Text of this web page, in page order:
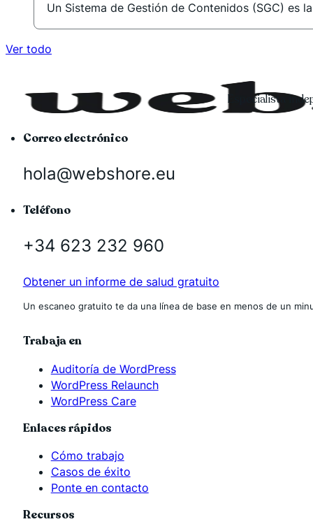
Un Sistema de Gestión de Contenidos (SGC) es
Ver todo
Especialista
Correo electrónico
hola@webshore.eu
Teléfono
+34 623 232 960
Obtener un informe de salud gratuito
Un escaneo gratuito te da una línea de base en menos de un
Trabaja en
Auditoría de WordPress
WordPress Relaunch
WordPress Care
Enlaces rápidos
Cómo trabajo
Casos de éxito
Ponte en contacto
Recursos